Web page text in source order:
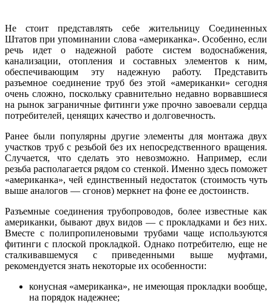
Не стоит представлять себе жительницу Соединенных
Штатов при упоминании слова «американка». Особенно, если
речь идет о надежной работе систем водоснабжения,
канализации, отопления и составных элементов к ним,
обеспечивающим эту надежную работу. Представить
разъемное соединение труб без этой «американки» сегодня
очень сложно, поскольку сравнительно недавно ворвавшиеся
на рынок заграничные фитинги уже прочно завоевали сердца
потребителей, ценящих качество и долговечность.
Ранее были популярны другие элементы для монтажа двух
участков труб с резьбой без их непосредственного вращения.
Случается, что сделать это невозможно. Например, если
резьба располагается рядом со стенкой. Именно здесь поможет
«американка», чей единственный недостаток (стоимость чуть
выше аналогов — сгонов) меркнет на фоне ее достоинств.
Разъемные соединения трубопроводов, более известные как
американки, бывают двух видов — с прокладками и без них.
Вместе с полипропиленовыми трубами чаще используются
фитинги с плоской прокладкой. Однако потребителю, еще не
сталкивавшемуся с приведенными выше муфтами,
рекомендуется знать некоторые их особенности:
конусная «американка», не имеющая прокладки вообще,
на порядок надежнее;